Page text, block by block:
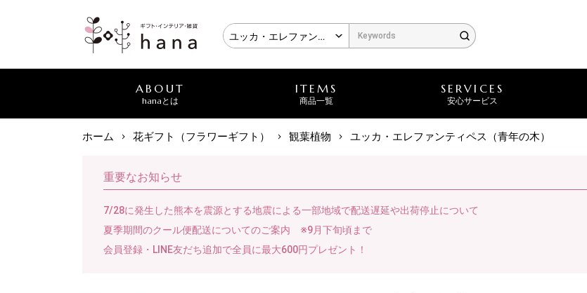
ABOUT
hanaとは
ITEMS
商品一覧
SERVICES
安心サービス
ホーム 花ギフト（フラワーギフト） 観葉植物 ユッカ・エレファンティペス（青年の木）
重要なお知らせ
7/28に発生した熊本を震源とする地震による一部地域で配送遅延や出荷停止について
夏季期間のクール便配送についてのご案内 ※9月下旬頃まで
会員登録・LINE友だち追加で全員に最大600円プレゼント！